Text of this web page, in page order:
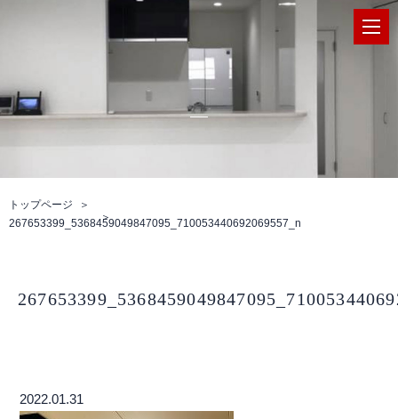
トップページ
267653399_5368459049847095_710053440692069557_n
2022.01.31